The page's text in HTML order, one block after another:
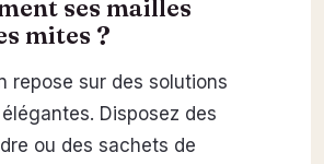
ses mailles
mites ?
repose sur des solutions
Disposez des
ou des sachets de